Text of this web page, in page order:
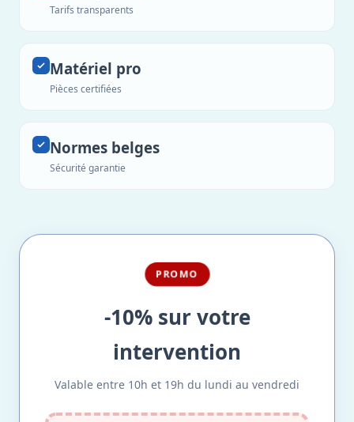
Tarifs transparents
Matériel pro
Pièces certifiées
Normes belges
Sécurité garantie
PROMO
-10% sur votre
intervention
Valable entre 10h et 19h du lundi au vendredi